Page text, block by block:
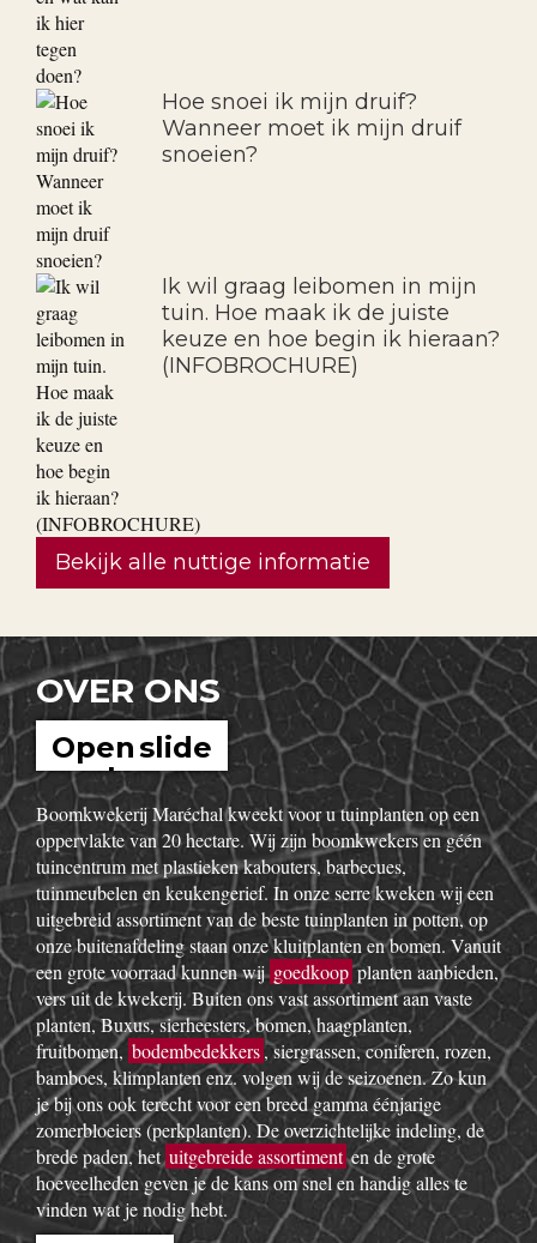
Hoe snoei ik mijn druif?
Wanneer moet ik mijn druif
snoeien?
Ik wil graag leibomen in mijn
tuin. Hoe maak ik de juiste
keuze en hoe begin ik hieraan?
(INFOBROCHURE)
Bekijk alle nuttige informatie
OVER ONS
Open slide
show
Boomkwekerij Maréchal kweekt voor u tuinplanten op een
oppervlakte van 20 hectare. Wij zijn boomkwekers en géén
tuincentrum met plastieken kabouters, barbecues,
tuinmeubelen en keukengerief. In onze serre kweken wij een
uitgebreid assortiment van de beste tuinplanten in potten, op
onze buitenafdeling staan onze kluitplanten en bomen. Vanuit
een grote voorraad kunnen wijgoedkoopplanten aanbieden,
vers uit de kwekerij. Buiten ons vast assortiment aan vaste
planten, Buxus, sierheesters, bomen, haagplanten,
fruitbomen, bodembedekkers, siergrassen, coniferen, rozen,
bamboes, klimplanten enz. volgen wij de seizoenen. Zo kun
je bij ons ook terecht voor een breed gamma éénjarige
zomerbloeiers (perkplanten). De overzichtelijke indeling, de
brede paden, hetuitgebreide assortimenten de grote
hoeveelheden geven je de kans om snel en handig alles te
vinden wat je nodig hebt.